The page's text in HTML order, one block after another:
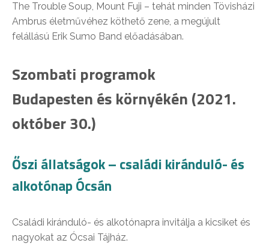
The Trouble Soup, Mount Fuji – tehát minden Tövisházi
Ambrus életművéhez köthető zene, a megújult
felállású Erik Sumo Band előadásában.
Szombati programok
Budapesten és környékén (2021.
október 30.)
Őszi állatságok – családi kiránduló- és
alkotónap Ócsán
Családi kiránduló- és alkotónapra invitálja a kicsiket és
nagyokat az Ócsai Tájház.